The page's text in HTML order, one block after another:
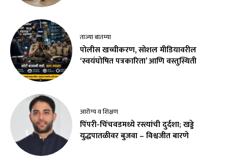
ताज्या बातम्या
पोलीस खच्चीकरण, सोशल मीडियावरील
‘स्वयंघोषित पत्रकारिता’ आणि वस्तुस्थिती
आरोग्य व शिक्षण
पिंपरी-चिंचवडमध्ये रस्त्यांची दुर्दशा; खड्डे
युद्धपातळीवर बुजवा – विश्वजीत बारणे